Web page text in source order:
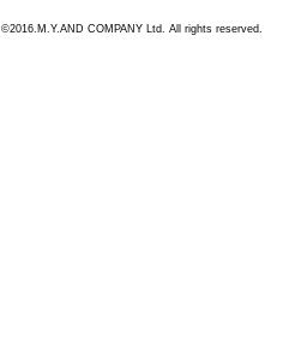
©2016.M.Y.AND COMPANY Ltd. All rights reserved.